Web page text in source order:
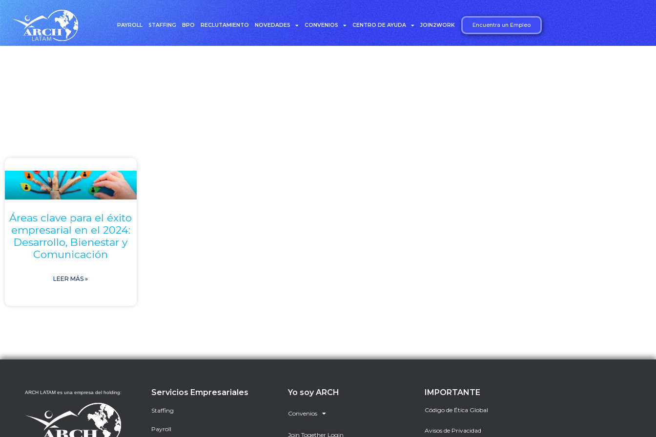
PAYROLL STAFFING BPO RECLUTAMIENTO NOVEDADES CONVENIOS CENTRO DE AYUDA JOIN2WORK Encuentra un Empleo
Áreas clave para el éxito
empresarial en el 2024:
Desarrollo, Bienestar y
Comunicación
LEER MÁS »
ARCH LATAM es una empresa del holding: Servicios Empresariales
Staffing
Payroll
Yo soy ARCH
Convenios
Join Together Login
IMPORTANTE
Código de Ética Global
Avisos de Privacidad